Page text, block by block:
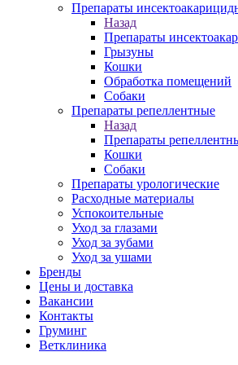
Препараты
Назад
Препараты
Грызуны
Кошки
Обработка помещений
Собаки
Препараты репеллентные
Назад
Препараты
Кошки
Собаки
Препараты урологические
Расходные материалы
Успокоительные
Уход за глазами
Уход за зубами
Уход за ушами
Бренды
Цены и доставка
Вакансии
Контакты
Груминг
Ветклиника